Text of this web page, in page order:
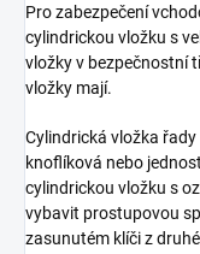
Pro zabezpečení
cylindrickou vložku s
vložky v bezpečnostní
vložky mají.
Cylindrická vložka
knoflíková nebo
cylindrickou vložku s
vybavit prostupovou
zasunutém klíči z